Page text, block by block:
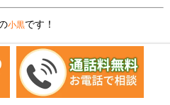
小黒です！
中の方もいるのではないでしょう
くると「雨漏りになったらどうし
。豊橋市や豊川市に昔から住んで
ら不安を感じるでしょう。